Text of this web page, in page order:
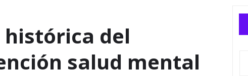
histórica del
salud mental